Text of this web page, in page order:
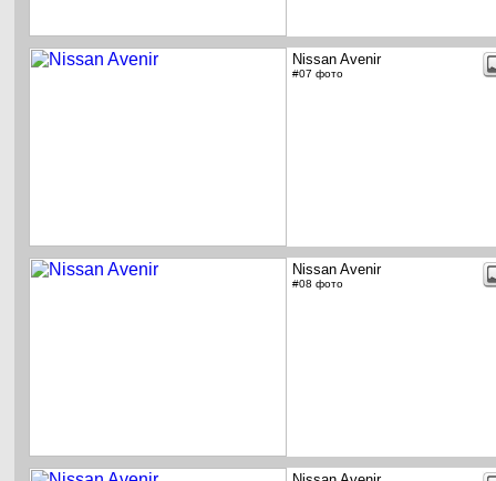
Nissan Avenir
#07 фото
Nissan Avenir
#08 фото